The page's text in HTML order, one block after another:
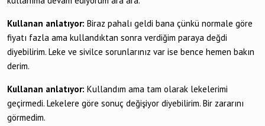
Kullanan anlatıyor: Biraz pahalı geldi bana çünkü normale göre
fiyatı fazla ama kullandıktan sonra verdiğim paraya değdi
diyebilirim. Leke ve sivilce sorunlarınız var ise bence hemen bakın
derim.
Kullanan anlatıyor: Kullandım ama tam olarak lekelerimi
geçirmedi. Lekelere göre sonuç değişiyor diyebilirim. Bir zararını
görmedim.